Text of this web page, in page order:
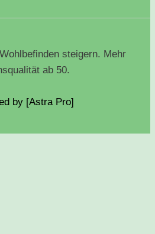
steigern. Mehr
ab 50.
by [Astra Pro]